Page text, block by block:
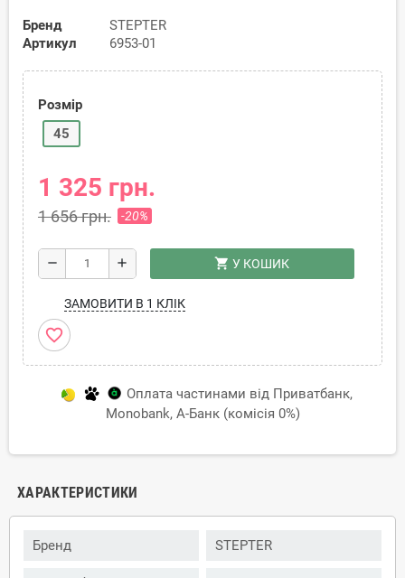
Бренд
STEPTER
Артикул
6953-01
Розмір
45
1 325 грн.
1 656 грн. -20%
remove add shopping_cart У КОШИК
ЗАМОВИТИ В 1 КЛІК
favorite_border
Оплата частинами від Приватбанк,
Monobank, А-Банк (комісія 0%)
ХАРАКТЕРИСТИКИ
Бренд STEPTER